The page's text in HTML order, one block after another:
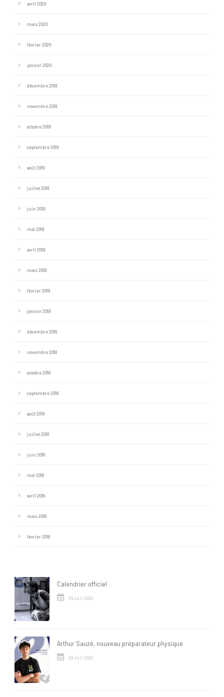
avril 2020
mars 2020
février 2020
janvier 2020
décembre 2019
novembre 2019
octobre 2019
septembre 2019
août 2019
juillet 2019
juin 2019
mai 2019
avril 2019
mars 2019
février 2019
janvier 2019
décembre 2018
novembre 2018
octobre 2018
septembre 2018
août 2018
juillet 2018
juin 2018
mai 2018
avril 2018
mars 2018
février 2018
Calendrier officiel
29 Juil 2026
Arthur Sauzé, nouveau préparateur physique
29 Juil 2026